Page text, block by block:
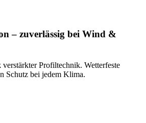
– zuverlässig bei Wind &
Profiltechnik. Wetterfeste
Schutz bei jedem Klima.